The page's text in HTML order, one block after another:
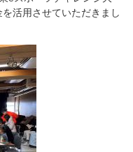
活用させていただきまし